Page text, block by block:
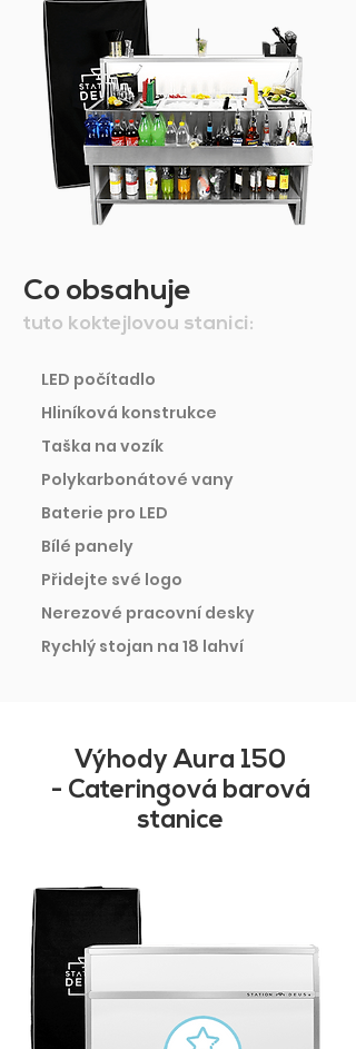
Co obsahuje
tuto koktejlovou stanici:
LED počítadlo
Hliníková konstrukce
Taška na vozík
Polykarbonátové vany
Baterie pro LED
Bílé panely
Přidejte své logo
Nerezové pracovní desky
Rychlý stojan na 18 lahví
Výhody Aura 150
- Cateringová barová
stanice